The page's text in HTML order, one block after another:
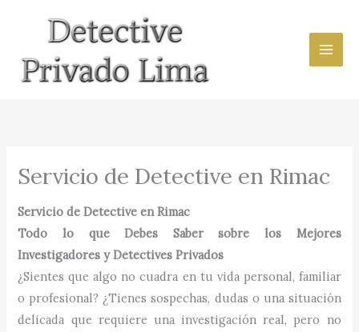
contenido
Servicio de Detective en Rimac
Servicio de Detective en Rimac
Todo lo que Debes Saber sobre los Mejores
Investigadores y Detectives Privados
¿Sientes que algo no cuadra en tu vida personal, familiar
o profesional? ¿Tienes sospechas, dudas o una situación
delicada que requiere una investigación real, pero no